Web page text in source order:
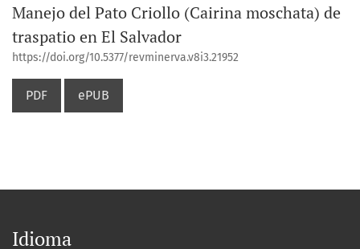
Manejo del Pato Criollo (Cairina moschata) de
traspatio en El Salvador
https://doi.org/10.5377/revminerva.v8i3.21952
PDF ePUB
Idioma